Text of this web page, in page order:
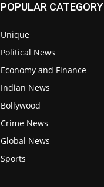
POPULAR CATEGORY
Unique
Political News
Economy and Finance
Indian News
Bollywood
Crime News
Global News
Sports